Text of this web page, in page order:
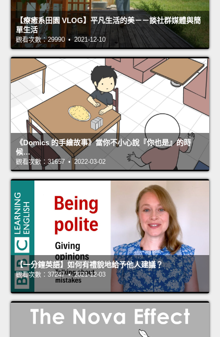
【療癒系田園 VLOG】平凡生活的美－－談社群媒體與簡
單生活
觀看次數：29990 • 2021-12-10
《Domics 的手繪故事》當你不小心說『你也是』的時
候…
觀看次數：31657 • 2022-03-02
【一分鐘英語】如何有禮貌地給予他人建議？
觀看次數：37247 • 2021-12-03